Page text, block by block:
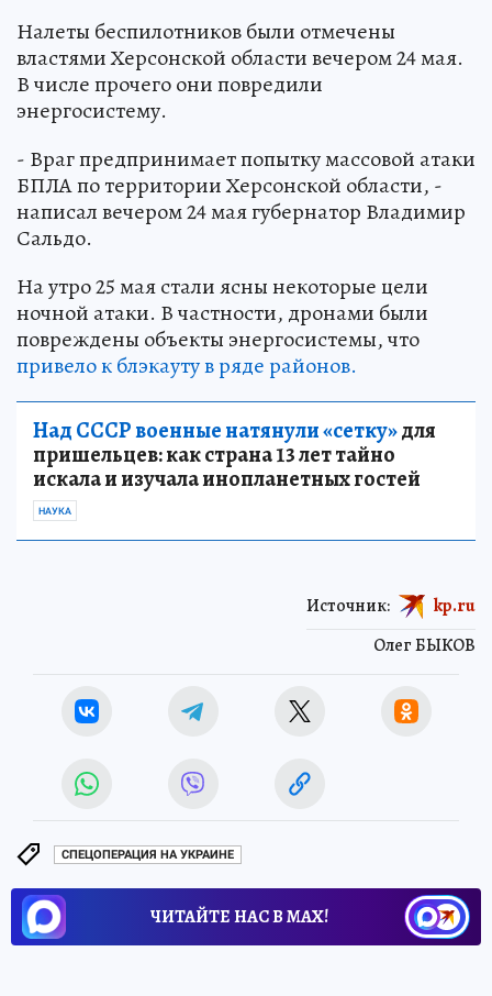
Налеты беспилотников были отмечены
властями Херсонской области вечером 24 мая.
В числе прочего они повредили
энергосистему.
- Враг предпринимает попытку массовой атаки
БПЛА по территории Херсонской области, -
написал вечером 24 мая губернатор Владимир
Сальдо.
На утро 25 мая стали ясны некоторые цели
ночной атаки. В частности, дронами были
повреждены объекты энергосистемы, что
привело к блэкауту в ряде районов.
Над СССР военные натянули «сетку»для
пришельцев: как страна 13 лет тайно
искала и изучала инопланетных гостей
НАУКА
Олег БЫКОВ
Источник: kp.ru
СПЕЦОПЕРАЦИЯ НА УКРАИНЕ
ЧИТАЙТЕ НАС В МАХ!